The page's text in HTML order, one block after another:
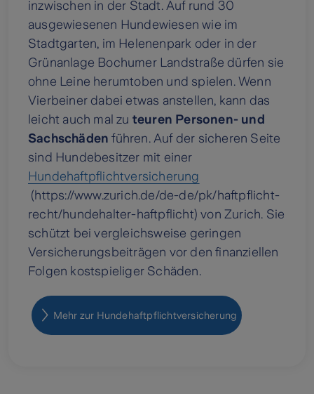
inzwischen in der Stadt. Auf rund 30
ausgewiesenen Hundewiesen wie im
Stadtgarten, im Helenenpark oder in der
Grünanlage Bochumer Landstraße dürfen sie
ohne Leine herumtoben und spielen. Wenn
Vierbeiner dabei etwas anstellen, kann das
leicht auch mal zu teuren Personen- und
Sachschäden führen. Auf der sicheren Seite
sind Hundebesitzer mit einer
Hundehaftpflichtversicherung
(https://www.zurich.de/de-de/pk/haftpflicht-
recht/hundehalter-haftpflicht) von Zurich. Sie
schützt bei vergleichsweise geringen
Versicherungsbeiträgen vor den finanziellen
Folgen kostspieliger Schäden.
Mehr zur Hundehaftpflichtversicherung